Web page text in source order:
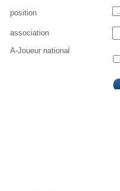
position
association
A-Joueur national